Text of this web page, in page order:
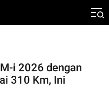
i 2026 dengan
310 Km, Ini